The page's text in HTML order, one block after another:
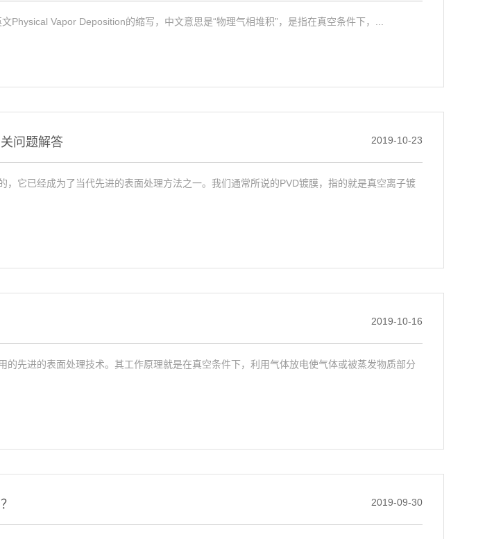
Vapor Deposition的缩写，中文意思是“物理气相堆积”，是指在真空条件下，...
问题解答 2019-10-23
，它已经成为了当代先进的表面处理方法之一。我们通常所说的PVD镀膜，指的就是真空离子镀
2019-10-16
的先进的表面处理技术。其工作原理就是在真空条件下，利用气体放电使气体或被蒸发物质部分
2019-09-30